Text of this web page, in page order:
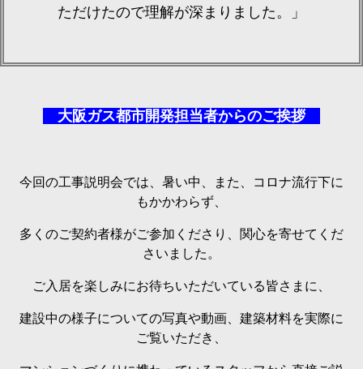
ただけたので理解が深まりました。」
大阪ガス都市開発担当者からのご挨拶
今回の工事説明会では、暑い中、また、コロナ流行下に
もかかわらず、
多くのご契約者様がご参加くださり、関心を寄せてくだ
さいました。
ご入居を楽しみにお待ちいただいている皆さまに、
建設中の様子についての写真や動画、建築材料を実際に
ご覧いただき、